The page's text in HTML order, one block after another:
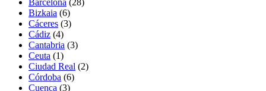
Bizkaia (6)
Cáceres (3)
Cádiz (4)
Cantabria (3)
Ceuta (1)
Ciudad Real (2)
Córdoba (6)
Cuenca (3)